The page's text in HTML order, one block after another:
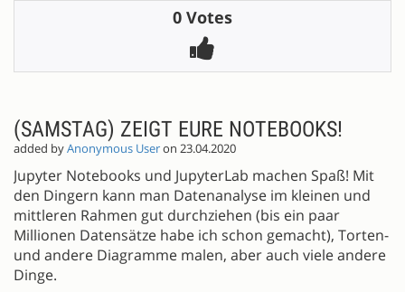
0 Votes
(SAMSTAG) ZEIGT EURE NOTEBOOKS!
added byAnonymous Useron 23.04.2020
Jupyter Notebooks und JupyterLab machen Spaß! Mit
den Dingern kann man Datenanalyse im kleinen und
mittleren Rahmen gut durchziehen (bis ein paar
Millionen Datensätze habe ich schon gemacht), Torten-
und andere Diagramme malen, aber auch viele andere
Dinge.